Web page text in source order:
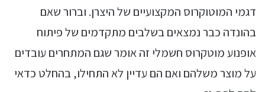
דגמי המוטוקרוס המקצועיים של היצרן. וברור שאם
בהונדה כבר נמצאים בשלבים מתקדמים של פיתוח
אופנוע מוטקרוס חשמלי זה אומר שגם המתחרים עובדים
על מוצר משלהם ואם הם עדיין לא התחילו, בהחלט כדאי